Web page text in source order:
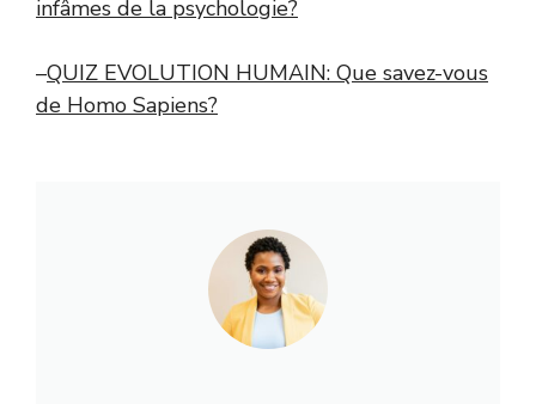
infâmes de la psychologie?
–QUIZ EVOLUTION HUMAIN: Que savez-vous
de Homo Sapiens?